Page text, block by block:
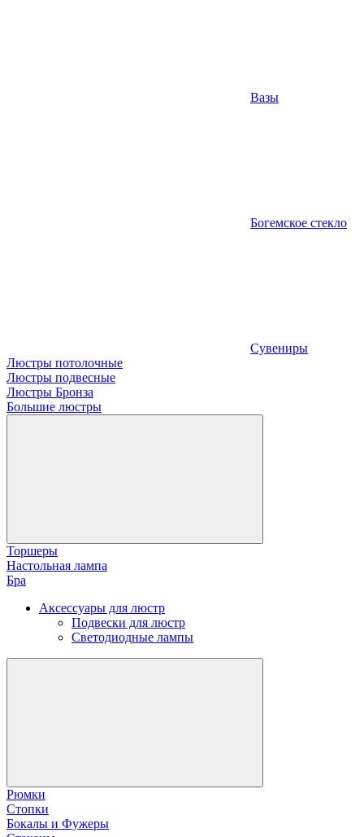
Вазы
Богемское стекло
Сувениры
Люстры потолочные
Люстры подвесные
Люстры Бронза
Большие люстры
Торшеры
Настольная лампа
Бра
Аксессуары для люстр
Подвески для люстр
Светодиодные лампы
Рюмки
Стопки
Бокалы и Фужеры